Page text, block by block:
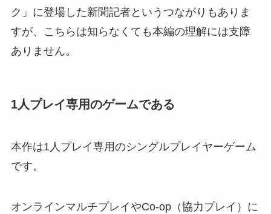
ク」に登場した新聞記者というつながりもありま
すが、こちらは知らなくても本編の理解には支障
ありません。
1人プレイ専用のゲームである
本作は1人プレイ専用のシングルプレイヤーゲーム
です。
オンラインマルチプレイやCo-op（協力プレイ）に